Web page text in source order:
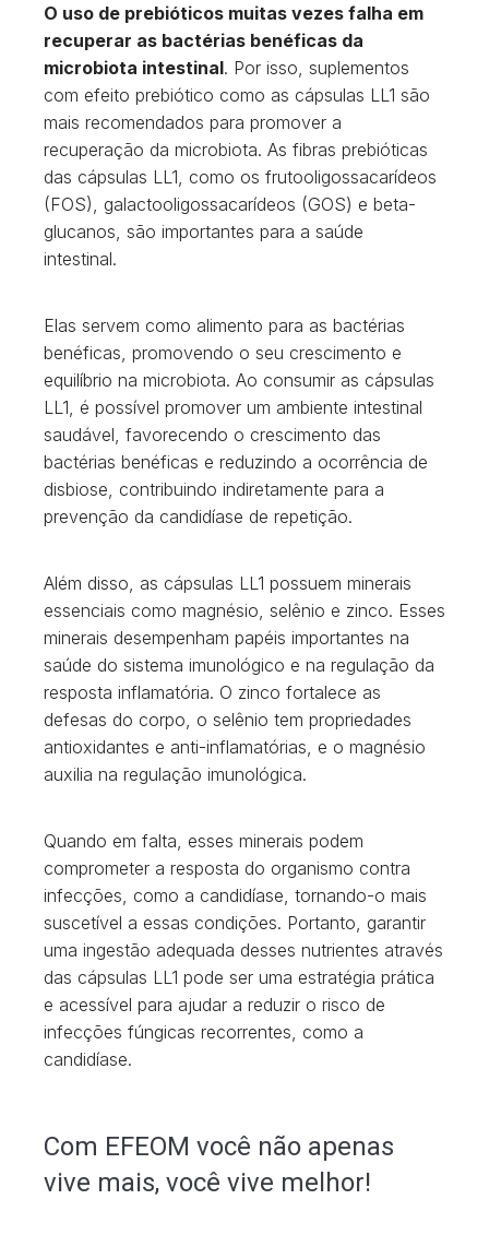
O uso de prebióticos muitas vezes falha em
recuperar as bactérias benéficas da
microbiota intestinal. Por isso, suplementos
com efeito prebiótico como as cápsulas LL1 são
mais recomendados para promover a
recuperação da microbiota. As fibras prebióticas
das cápsulas LL1, como os frutooligossacarídeos
(FOS), galactooligossacarídeos (GOS) e beta-
glucanos, são importantes para a saúde
intestinal.
Elas servem como alimento para as bactérias
benéficas, promovendo o seu crescimento e
equilíbrio na microbiota. Ao consumir as cápsulas
LL1, é possível promover um ambiente intestinal
saudável, favorecendo o crescimento das
bactérias benéficas e reduzindo a ocorrência de
disbiose, contribuindo indiretamente para a
prevenção da candidíase de repetição.
Além disso, as cápsulas LL1 possuem minerais
essenciais como magnésio, selênio e zinco. Esses
minerais desempenham papéis importantes na
saúde do sistema imunológico e na regulação da
resposta inflamatória. O zinco fortalece as
defesas do corpo, o selênio tem propriedades
antioxidantes e anti-inflamatórias, e o magnésio
auxilia na regulação imunológica.
Quando em falta, esses minerais podem
comprometer a resposta do organismo contra
infecções, como a candidíase, tornando-o mais
suscetível a essas condições. Portanto, garantir
uma ingestão adequada desses nutrientes através
das cápsulas LL1 pode ser uma estratégia prática
e acessível para ajudar a reduzir o risco de
infecções fúngicas recorrentes, como a
candidíase.
Com EFEOM você não apenas
vive mais, você vive melhor!